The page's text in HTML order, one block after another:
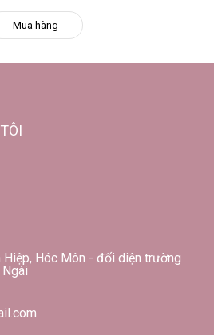
Mua hàng
Hiệp, Hóc Môn - đối diện trường